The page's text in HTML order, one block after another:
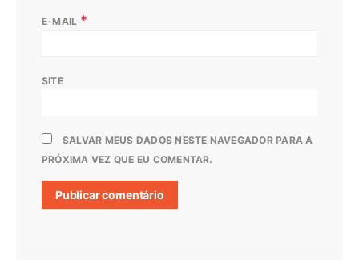
E-MAIL *
SITE
SALVAR MEUS DADOS NESTE NAVEGADOR PARA A
PRÓXIMA VEZ QUE EU COMENTAR.